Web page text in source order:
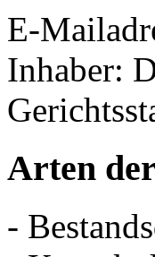
E-
Inhaber:
Arten
-